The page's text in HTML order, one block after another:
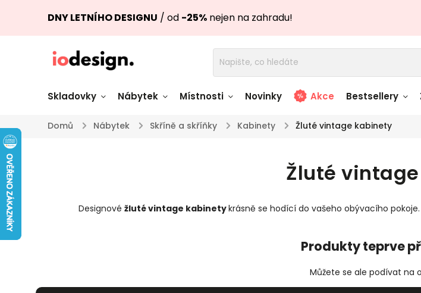
DNY LETNÍHO DESIGNU / od -25% nejen na zahradu!
Skladovky
Židle skladem Stoly skladem Stolky skladem
Zahradní
skladem
Světla skladem
Doplňky a
Textílie skladem
Nábytek Místnosti Novinky Akce Bestsellery
Domů / Nábytek / Skříně a skříňky / Kabinety / Žluté vintage kabinety
Žluté
Designové žluté vintage kabinetykrásně se hodící do vašeho obývacího pokoje.
Produkty teprve
Můžete se ale podívat na